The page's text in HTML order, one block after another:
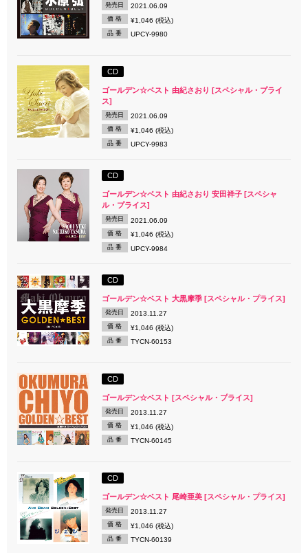
発売日 2021.06.09
価 格 ¥1,046 (税込)
品 番 UPCY-9980
CD
ゴールデン☆ベスト 由紀さおり [スペシャル・プライ
ス]
発売日 2021.06.09
価 格 ¥1,046 (税込)
品 番 UPCY-9983
CD
ゴールデン☆ベスト 由紀さおり 安田祥子 [スペシャ
ル・プライス]
発売日 2021.06.09
価 格 ¥1,046 (税込)
品 番 UPCY-9984
CD
ゴールデン☆ベスト 大黒摩季 [スペシャル・プライス]
発売日 2013.11.27
価 格 ¥1,046 (税込)
品 番 TYCN-60153
CD
ゴールデン☆ベスト [スペシャル・プライス]
発売日 2013.11.27
価 格 ¥1,046 (税込)
品 番 TYCN-60145
CD
ゴールデン☆ベスト 尾崎亜美 [スペシャル・プライス]
発売日 2013.11.27
価 格 ¥1,046 (税込)
品 番 TYCN-60139